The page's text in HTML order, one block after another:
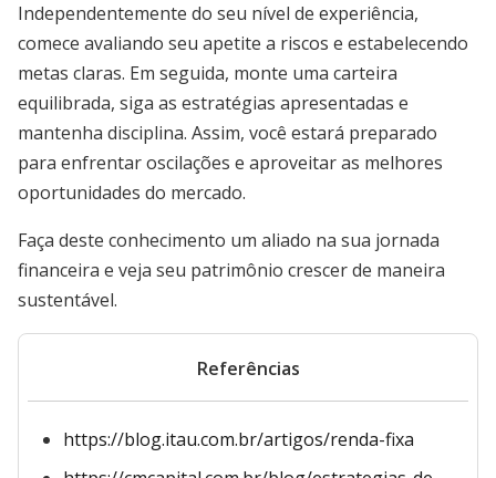
Independentemente do seu nível de experiência,
comece avaliando seu apetite a riscos e estabelecendo
metas claras. Em seguida, monte uma carteira
equilibrada, siga as estratégias apresentadas e
mantenha disciplina. Assim, você estará preparado
para enfrentar oscilações e aproveitar as melhores
oportunidades do mercado.
Faça deste conhecimento um aliado na sua jornada
financeira e veja seu patrimônio crescer de maneira
sustentável.
Referências
https://blog.itau.com.br/artigos/renda-fixa